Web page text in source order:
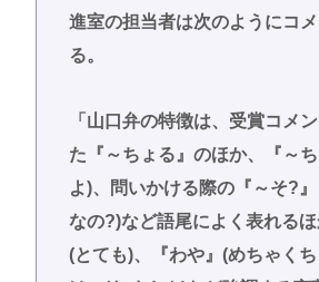
進室の担当者は次のようにコ
る。
「山口弁の特徴は、受賞コメ
た『～ちょる』のほか、『～
よ)、問いかける際の『～そ?
なの?)など語尾によく表れるほ
(とても)、『わや』(めちゃく